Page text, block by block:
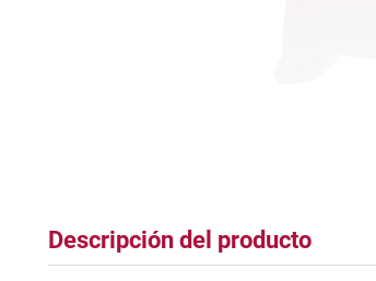
Descripción del producto